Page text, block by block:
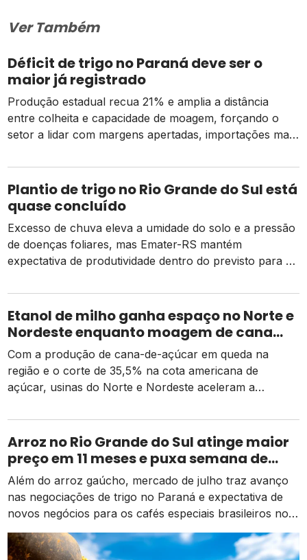
Ver Também
Déficit de trigo no Paraná deve ser o
maior já registrado
Produção estadual recua 21% e amplia a distância
entre colheita e capacidade de moagem, forçando o
setor a lidar com margens apertadas, importações mais
Plantio de trigo no Rio Grande do Sul está
quase concluído
Excesso de chuva eleva a umidade do solo e a pressão
de doenças foliares, mas Emater-RS mantém
expectativa de produtividade dentro do previsto para a
Etanol de milho ganha espaço no Norte e
Nordeste enquanto moagem de cana
recua e tarifa dos EUA pressiona usinas
Com a produção de cana-de-açúcar em queda na
região e o corte de 35,5% na cota americana de
açúcar, usinas do Norte e Nordeste aceleram a
de receita e competitividade.
Arroz no Rio Grande do Sul atinge maior
preço em 11 meses e puxa semana de
valorização no campo
Além do arroz gaúcho, mercado de julho traz avanço
nas negociações de trigo no Paraná e expectativa de
novos negócios para os cafés especiais brasileiros no
exterior